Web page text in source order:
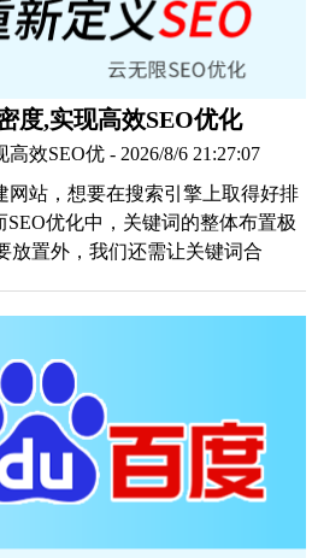
度,实现高效SEO优化
效SEO优 - 2026/8/6 21:27:07
网站，想要在搜索引擎上取得好排
优化中，关键词的整体布置极
放置外，我们还需让关键词合